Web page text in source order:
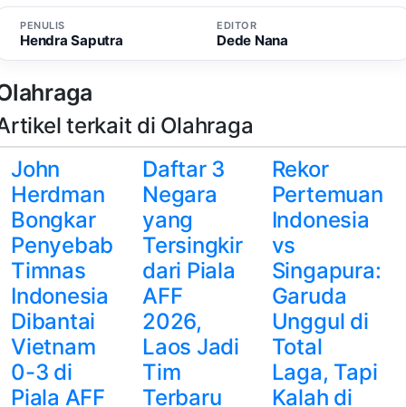
PENULIS
Hendra Saputra
EDITOR
Dede Nana
terkait di Olahraga
John
Herdman
Bongkar
Penyebab
Timnas
Indonesia
Dibantai
Vietnam
0-3 di
Piala AFF
Daftar 3
Negara
yang
Tersingkir
dari Piala
AFF
2026,
Laos Jadi
Tim
Terbaru
Rekor
Pertemuan
Indonesia
vs
Singapura:
Garuda
Unggul di
Total
Laga, Tapi
Kalah di